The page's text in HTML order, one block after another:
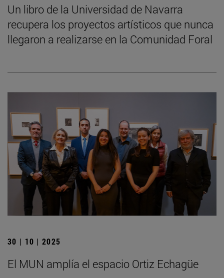
Un libro de la Universidad de Navarra
recupera los proyectos artísticos que nunca
llegaron a realizarse en la Comunidad Foral
30 | 10 | 2025
El MUN amplía el espacio Ortiz Echagüe